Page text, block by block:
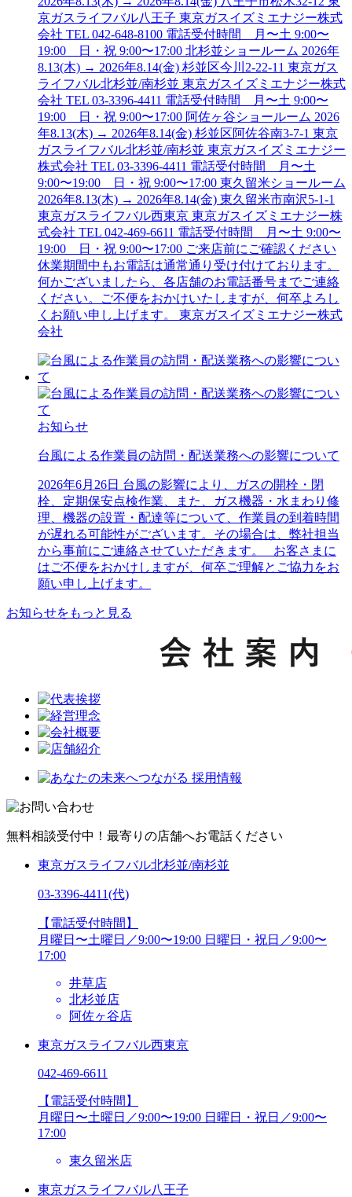
京ガスライフバル八王子 東京ガスイズミエナジー株式
会社 TEL 042-648-8100 電話受付時間 月〜土 9:00〜
19:00 日・祝 9:00〜17:00 北杉並ショールーム 2026年
8.13(木) → 2026年8.14(金) 杉並区今川2-22-11 東京ガス
ライフバル北杉並/南杉並 東京ガスイズミエナジー株式
会社 TEL 03-3396-4411 電話受付時間 月〜土 9:00〜
19:00 日・祝 9:00〜17:00 阿佐ヶ谷ショールーム 2026
年8.13(木) → 2026年8.14(金) 杉並区阿佐谷南3-7-1 東京
ガスライフバル北杉並/南杉並 東京ガスイズミエナジー
株式会社 TEL 03-3396-4411 電話受付時間 月〜土
9:00〜19:00 日・祝 9:00〜17:00 東久留米ショールーム
2026年8.13(木) → 2026年8.14(金) 東久留米市南沢5-1-1
東京ガスライフバル西東京 東京ガスイズミエナジー株
式会社 TEL 042-469-6611 電話受付時間 月〜土 9:00〜
19:00 日・祝 9:00〜17:00 ご来店前にご確認ください
休業期間中もお電話は通常通り受け付けております。
何かございましたら、各店舗のお電話番号までご連絡
ください。ご不便をおかけいたしますが、何卒よろし
くお願い申し上げます。 東京ガスイズミエナジー株式
会社
お知らせ
台風に よる作業員の訪問・配送業務への影響について
2026年6月26日 台風の影響により、ガスの開栓・閉
栓、定期保安点検作業、また、ガス機器・水まわり修
理、機器の設置・配達等について、作業員の到着時間
が遅れる可能性がございます。その場合は、弊社担当
から事前にご連絡させていただきます。 お客さまに
はご不便をおかけしますが、何卒ご理解とご協力をお
願い申し上げます。
お知らせをもっと見る
無料相談受付中！最寄りの店舗へお電話ください
東京ガスライフバル北杉並/南杉並
03-3396-4411(代)
【電話受付時間】
月曜日〜土曜日／9:00〜19:00 日曜日・祝日／9:00〜
17:00
井草店
北杉並店
阿佐ヶ谷店
東京ガスライフバル西東京
042-469-6611
【電話受付時間】
月曜日〜土曜日／9:00〜19:00 日曜日・祝日／9:00〜
17:00
東久留米店
東京ガスライフバル八王子